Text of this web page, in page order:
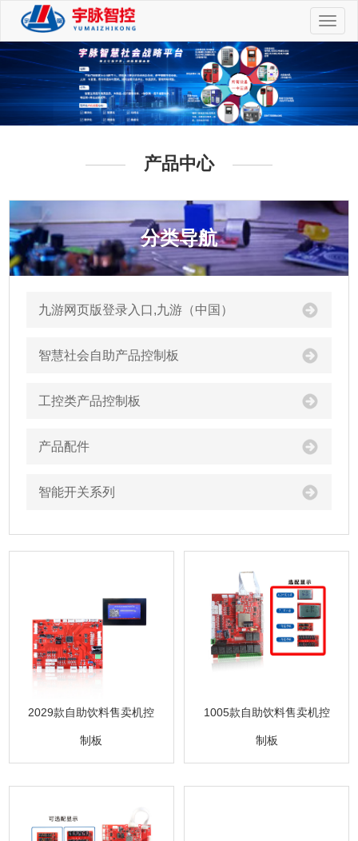
切
换
航
产品中心
分类导航
九游网页版登录入口,九游（中国）
智慧社会自助产品控制板
工控类产品控制板
产品配件
智能开关系列
2029款自助饮料售卖机控
制板
1005款自助饮料售卖机控
制板